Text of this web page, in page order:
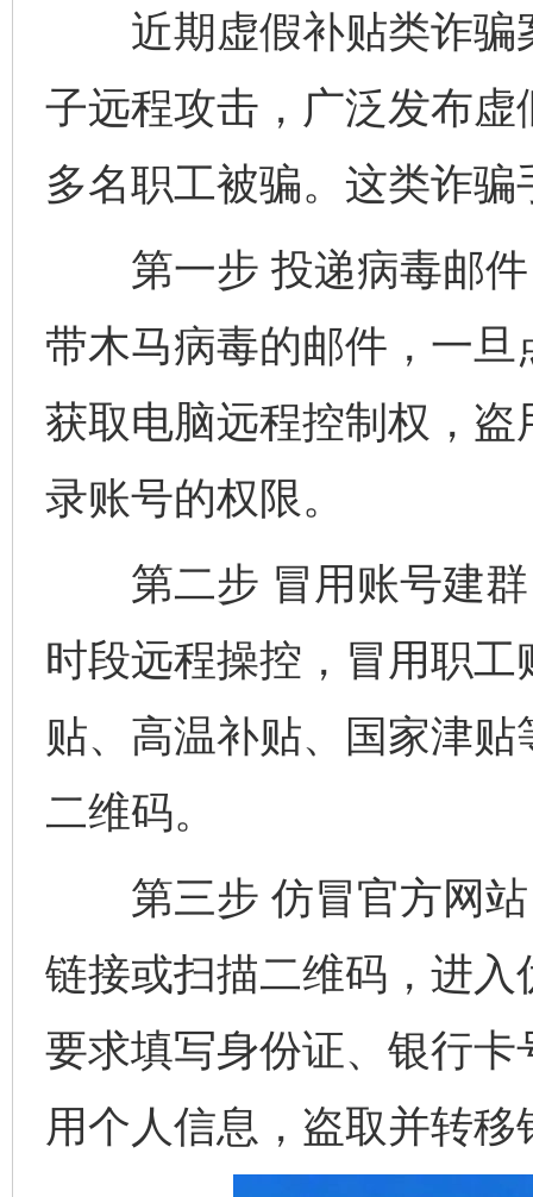
近期虚假补贴类诈骗
子远程攻击，广泛发布
多名职工被骗。这类诈
第一步 投递病毒邮件
带木马病毒的邮件，一
获取电脑远程控制权，
录账号的权限。
第二步 冒用账号建群
时段远程操控，冒用职
贴、高温补贴、国家津
二维码。
第三步 仿冒官方网站
链接或扫描二维码，进
要求填写身份证、银行
用个人信息，盗取并转移